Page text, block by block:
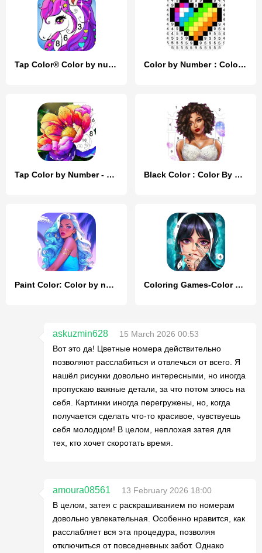
Tap Color® Color by number Color by Number：Coloring Games
Tap Color by Number - Coloring Black Color : Color By Number
Paint Color: Color by number Coloring Games-Color By Number
askuzmin628
15 March 2026 00:53
Вот это да! Цветные номера действительно
позволяют расслабиться и отвлечься от всего. Я
нашёл рисунки довольно интересными, но иногда
пропускаю важные детали, за что потом злюсь на
себя. Картинки иногда перегружены, но, когда
получается сделать что-то красивое, чувствуешь
себя молодцом! В целом, неплохая затея для
тех, кто хочет скоротать время.
amoura08561
13 February 2026 18:00
В целом, затея с раскрашиванием по номерам
довольно увлекательная. Особенно нравится, как
расслабляет вся эта процедура, позволяя
отключиться от повседневных забот. Однако